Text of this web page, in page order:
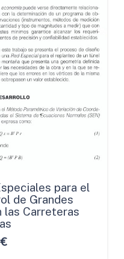
para el
de Grandes
las Carreteras
€